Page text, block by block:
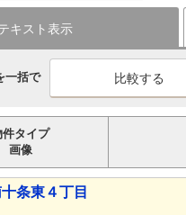
キスト表示
一括で
件タイプ
画像
条東４丁目